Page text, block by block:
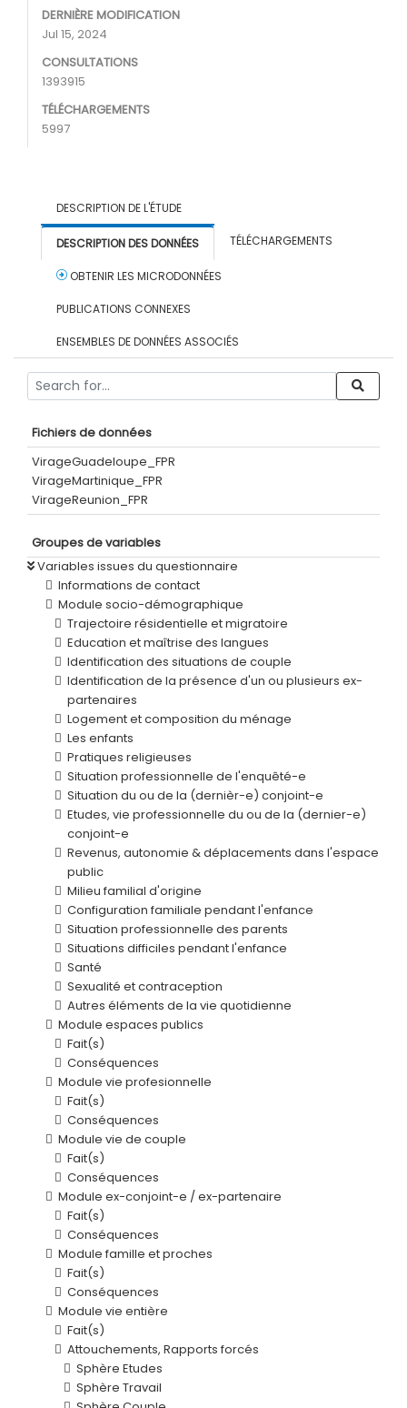
DERNIÈRE MODIFICATION
Jul 15, 2024
CONSULTATIONS
1393915
TÉLÉCHARGEMENTS
5997
DESCRIPTION DE L'ÉTUDE
DESCRIPTION DES DONNÉES TÉLÉCHARGEMENTS
OBTENIR LES MICRODONNÉES
PUBLICATIONS CONNEXES
ENSEMBLES DE DONNÉES ASSOCIÉS
Fichiers de données
VirageGuadeloupe_FPR
VirageMartinique_FPR
VirageReunion_FPR
Groupes de variables
Variables issues du questionnaire
Informations de contact
Module socio-démographique
Trajectoire résidentielle et migratoire
Education et maîtrise des langues
Identification des situations de couple
Identification de la présence d'un ou plusieurs ex-
partenaires
Logement et composition du ménage
Les enfants
Pratiques religieuses
Situation professionnelle de l'enquêté-e
Situation du ou de la (dernièr-e) conjoint-e
Etudes, vie professionnelle du ou de la (dernier-e)
conjoint-e
Revenus, autonomie & déplacements dans l'espace
public
Milieu familial d'origine
Configuration familiale pendant l'enfance
Situation professionnelle des parents
Situations difficiles pendant l'enfance
Santé
Sexualité et contraception
Autres éléments de la vie quotidienne
Module espaces publics
Fait(s)
Conséquences
Module vie profesionnelle
Fait(s)
Conséquences
Module vie de couple
Fait(s)
Conséquences
Module ex-conjoint-e / ex-partenaire
Fait(s)
Conséquences
Module famille et proches
Fait(s)
Conséquences
Module vie entière
Fait(s)
Attouchements, Rapports forcés
Sphère Etudes
Sphère Travail